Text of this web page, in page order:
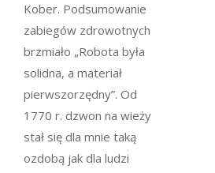
Kober. Podsumowanie
zabiegów zdrowotnych
brzmiało „Robota była
solidna, a materiał
pierwszorzędny”. Od
1770 r. dzwon na wieży
stał się dla mnie taką
ozdobą jak dla ludzi